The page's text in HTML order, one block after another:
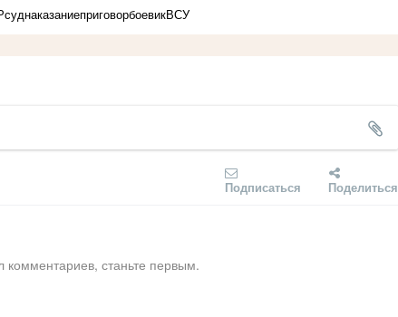
суднаказаниеприговорбоевикВСУ
Подписаться Поделиться
комментариев, станьте первым.